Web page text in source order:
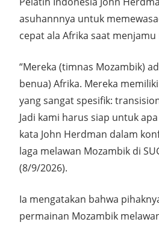
asuhannnya untuk
cepat ala Afrika saat menjamu
“Mereka (timnas Mozambik)
benua) Afrika. Mereka
yang sangat spesifik:
Jadi kami harus siap untuk
kata John Herdman dalam
laga melawan Mozambik di
(8/9/2026).
Ia mengatakan bahwa
permainan Mozambik